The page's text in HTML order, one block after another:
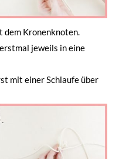
dem Kronenknoten.
jeweils in eine
mit einer Schlaufe über